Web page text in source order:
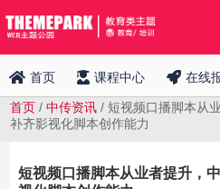
首页 课程中心 在线
首页 /中传资讯 / 短视频口播脚本从
补齐影视化脚本创作能力
短视频口播脚本从业者提升，